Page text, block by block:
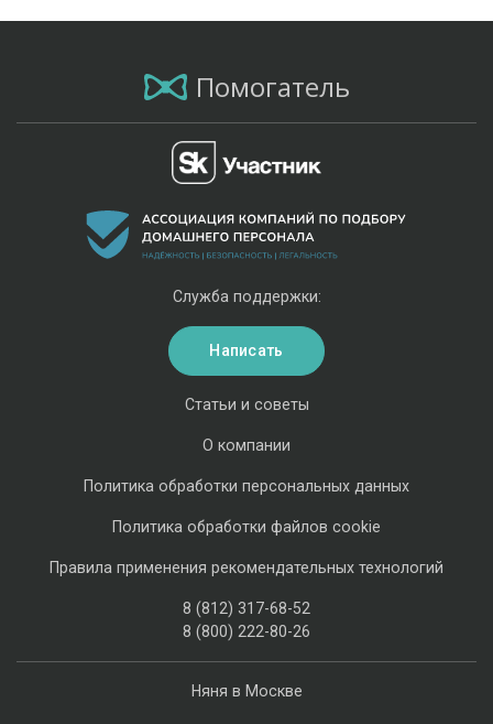
Помогатель
Няня в Москве
Статьи и советы
О компании
Политика обработки персональных данных
Политика обработки файлов cookie
Правила применения рекомендательных технологий
8 (812) 317-68-52
8 (800) 222-80-26
Служба поддержки:
Написать